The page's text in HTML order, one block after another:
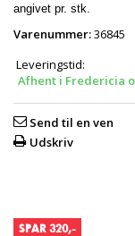
angivet pr. stk.
Varenummer:36845
Leveringstid:
Afhent i Fredericia
Send til en ven
Udskriv
SPAR 320,-